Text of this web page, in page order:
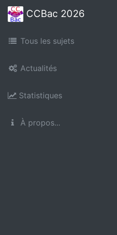
CCBac 2026
Tous les sujets
Actualités
Statistiques
À propos...